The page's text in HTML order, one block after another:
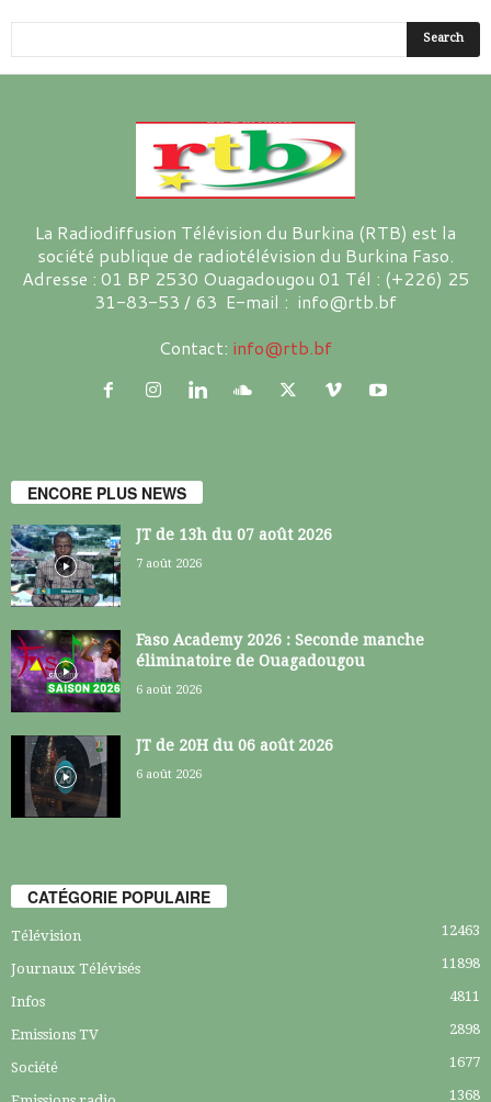
La Radiodiffusion Télévision du Burkina (RTB) est la
société publique de radiotélévision du Burkina Faso.
Adresse : 01 BP 2530 Ouagadougou 01 Tél : (+226) 25
31-83-53 / 63 E-mail : info@rtb.bf
Contact: info@rtb.bf
ENCORE PLUS NEWS
JT de 13h du 07 août 2026
7 août 2026
Faso Academy 2026 : Seconde manche
éliminatoire de Ouagadougou
6 août 2026
JT de 20H du 06 août 2026
6 août 2026
CATÉGORIE POPULAIRE
Télévision 12463
Journaux Télévisés 11898
Infos 4811
Emissions TV 2898
Société 1677
1368